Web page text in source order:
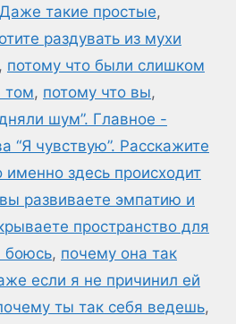
такие простые,
раздувать из мухи
, потому что были слишком
том, потому что вы,
шум”. Главное -
“Я чувствую”. Расскажите
именно здесь происходит
развиваете эмпатию и
пространство для
боюсь, почему она так
если я не причинил ей
ты так себя ведешь,